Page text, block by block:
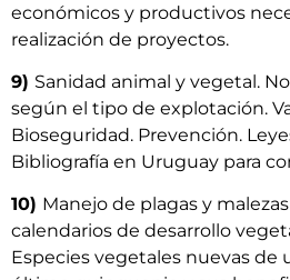
económicos y productivos
realización de proyectos.
9) Sanidad animal y vegetal.
según el tipo de explotación.
Bioseguridad. Prevención.
Bibliografía en Uruguay para
10) Manejo de plagas y
calendarios de desarrollo
Especies vegetales nuevas de